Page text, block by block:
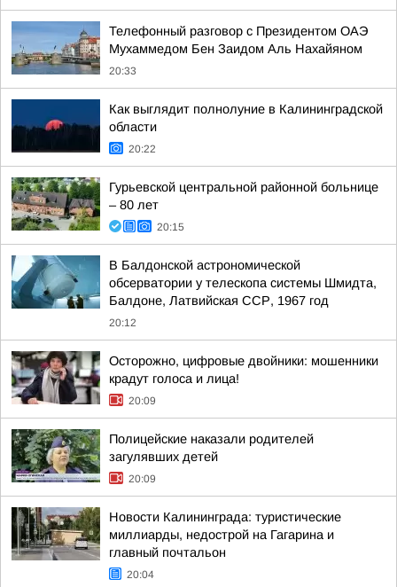
Телефонный разговор с Президентом ОАЭ
Мухаммедом Бен Заидом Аль Нахайяном
20:33
Как выглядит полнолуние в Калининградской
области
20:22
Гурьевской центральной районной больнице
– 80 лет
20:15
В Балдонской астрономической
обсерватории у телескопа системы Шмидта,
Балдоне, Латвийская ССР, 1967 год
20:12
Осторожно, цифровые двойники: мошенники
крадут голоса и лица!
20:09
Полицейские наказали родителей
загулявших детей
20:09
Новости Калининграда: туристические
миллиарды, недострой на Гагарина и
главный почтальон
20:04